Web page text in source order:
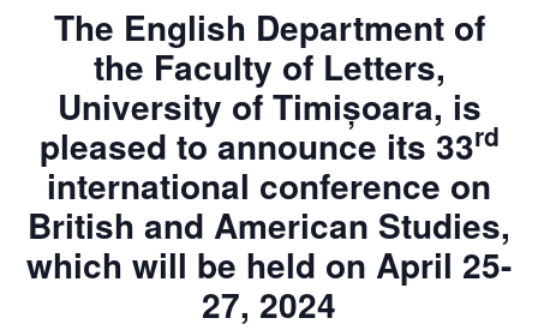
The English Department of
the Faculty of Letters,
University of Timişoara, is
pleased to announce its 33rd
international conference on
British and American Studies,
which will be held on April 25-
27, 2024